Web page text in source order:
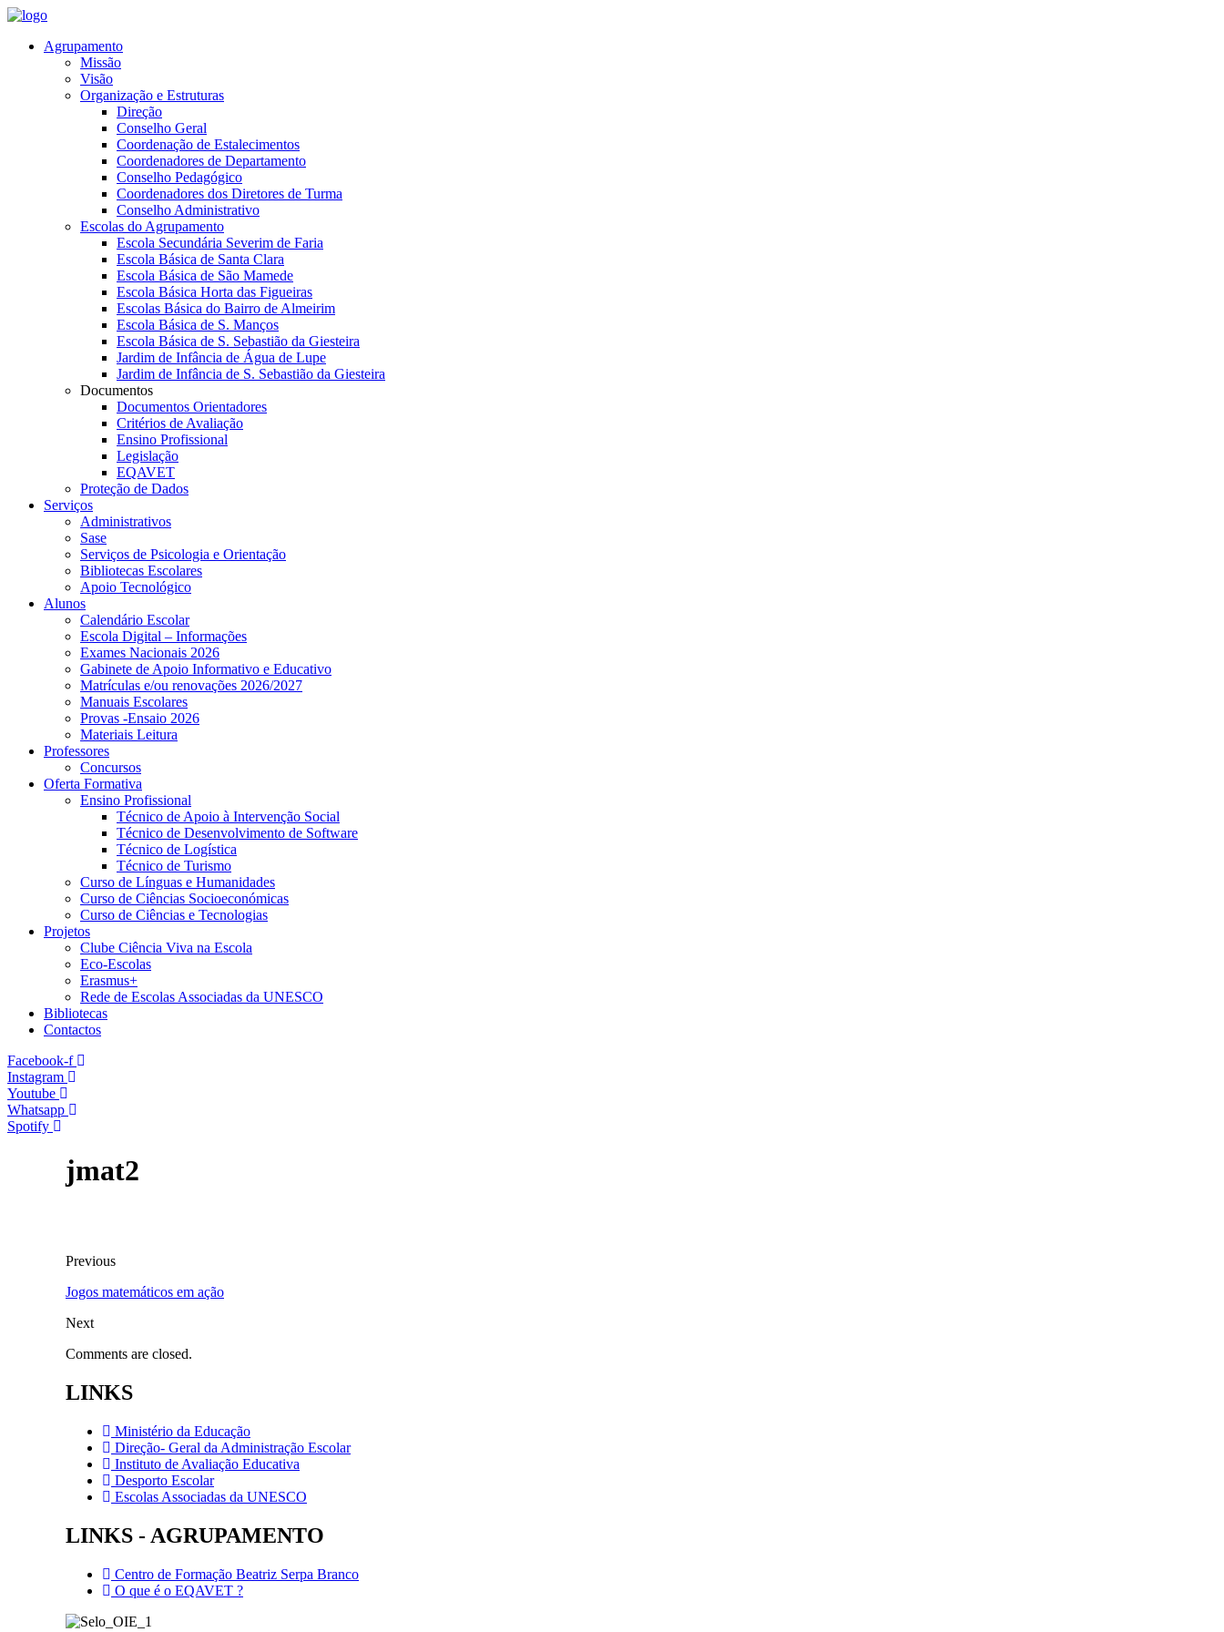
Agrupamento
Missão
Visão
Organização e Estruturas
Direção
Conselho Geral
Coordenação de Estalecimentos
Coordenadores de Departamento
Conselho Pedagógico
Coordenadores dos Diretores de Turma
Conselho Administrativo
Escolas do Agrupamento
Escola Secundária Severim de Faria
Escola Básica de Santa Clara
Escola Básica de São Mamede
Escola Básica Horta das Figueiras
Escolas Básica do Bairro de Almeirim
Escola Básica de S. Manços
Escola Básica de S. Sebastião da Giesteira
Jardim de Infância de Água de Lupe
Jardim de Infância de S. Sebastião da Giesteira
Documentos
Documentos Orientadores
Critérios de Avaliação
Ensino Profissional
Legislação
EQAVET
Proteção de Dados
Serviços
Administrativos
Sase
Serviços de Psicologia e Orientação
Bibliotecas Escolares
Apoio Tecnológico
Alunos
Calendário Escolar
Escola Digital – Informações
Exames Nacionais 2026
Gabinete de Apoio Informativo e Educativo
Matrículas e/ou renovações 2026/2027
Manuais Escolares
Provas -Ensaio 2026
Materiais Leitura
Professores
Concursos
Oferta Formativa
Ensino Profissional
Técnico de Apoio à Intervenção Social
Técnico de Desenvolvimento de Software
Técnico de Logística
Técnico de Turismo
Curso de Línguas e Humanidades
Curso de Ciências Socioeconómicas
Curso de Ciências e Tecnologias
Projetos
Clube Ciência Viva na Escola
Eco-Escolas
Erasmus+
Rede de Escolas Associadas da UNESCO
Bibliotecas
Contactos
Facebook-f
Instagram
Youtube
Whatsapp
Spotify
jmat2
Previous
Jogos matemáticos em ação
Next
Comments are closed.
LINKS
Ministério da Educação
Direção- Geral da Administração Escolar
Instituto de Avaliação Educativa
Desporto Escolar
Escolas Associadas da UNESCO
LINKS - AGRUPAMENTO
Centro de Formação Beatriz Serpa Branco
O que é o EQAVET ?